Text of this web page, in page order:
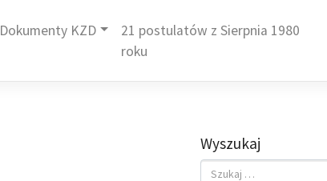
Dokumenty KZD
21 postulatów z Sierpnia 1980
roku
Wyszukaj